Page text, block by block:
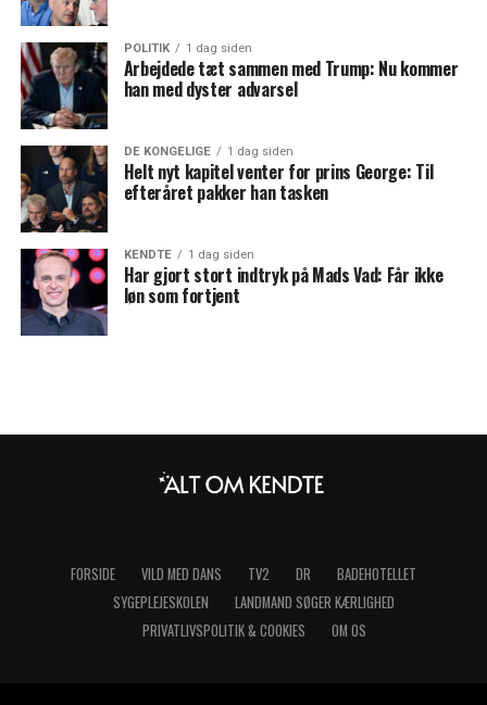
POLITIK 1 dag siden
Arbejdede tæt sammen med Trump: Nu kommer
han med dyster advarsel
DE KONGELIGE 1 dag siden
Helt nyt kapitel venter for prins George: Til
efteråret pakker han tasken
KENDTE 1 dag siden
Har gjort stort indtryk på Mads Vad: Får ikke
løn som fortjent
FORSIDE VILD MED DANS TV2 DR
BADEHOTELLET
SYGEPLEJESKOLEN
LANDMAND SØGER KÆRLIGHED
PRIVATLIVSPOLITIK & COOKIES
OM OS